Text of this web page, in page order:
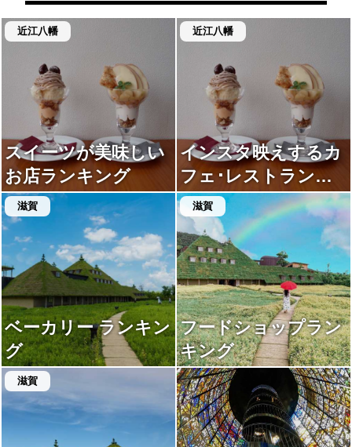
近江八幡
スイーツが美味しい
お店ランキング
近江八幡
インスタ映えするカ
フェ･レストランラ
ンキング
滋賀
ベーカリー ランキン
グ
滋賀
フードショップラン
キング
滋賀